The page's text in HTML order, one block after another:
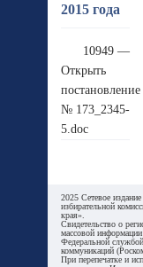
2015 года
10949 —
Открыть
постановление
№ 173_2345-
5.doc
2025 Сетевое
избирательной
края».
Свидетельство о
массовой
Федеральной
коммуникаций
При перепечатке и